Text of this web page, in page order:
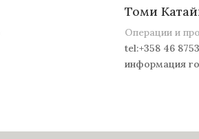
Томи
Операции и
tel:+358 46
информация